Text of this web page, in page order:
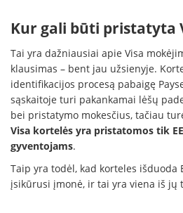
Kur gali būti pristatyta
Tai yra dažniausiai apie Visa
klausimas – bent jau užsienyje.
identifikacijos procesą pabaigę
sąskaitoje turi pakankamai lėšų
bei pristatymo mokesčius, tačiau
Visa kortelės yra pristatomos tik
gyventojams.
Taip yra todėl, kad korteles išduoda
įsikūrusi įmonė, ir tai yra viena iš jų